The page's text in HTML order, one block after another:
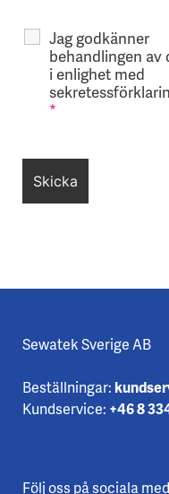
Jag godkänner
behandlingen av
i enlighet med
*
Sewatek Sverige AB
Beställningar:
Kundservice: +46 8
Följ oss på sociala